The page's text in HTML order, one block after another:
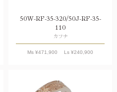
50W-RF-35-320/50J-RF-35-
110
カフナ
Ms ¥471,900 Ls ¥240,900